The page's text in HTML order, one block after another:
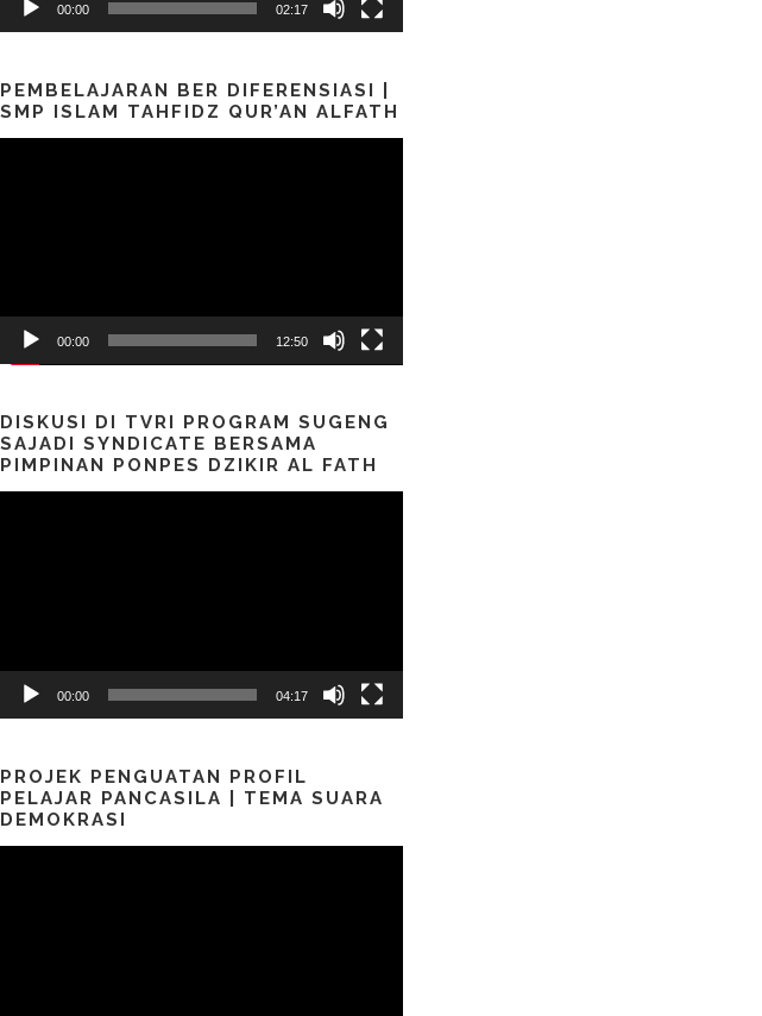
00:00 02:17
PEMBELAJARAN BER DIFERENSIASI |
SMP ISLAM TAHFIDZ QUR’AN ALFATH
00:00 12:50
DISKUSI DI TVRI PROGRAM SUGENG
SAJADI SYNDICATE BERSAMA
PIMPINAN PONPES DZIKIR AL FATH
00:00 04:17
PROJEK PENGUATAN PROFIL
PELAJAR PANCASILA | TEMA SUARA
DEMOKRASI